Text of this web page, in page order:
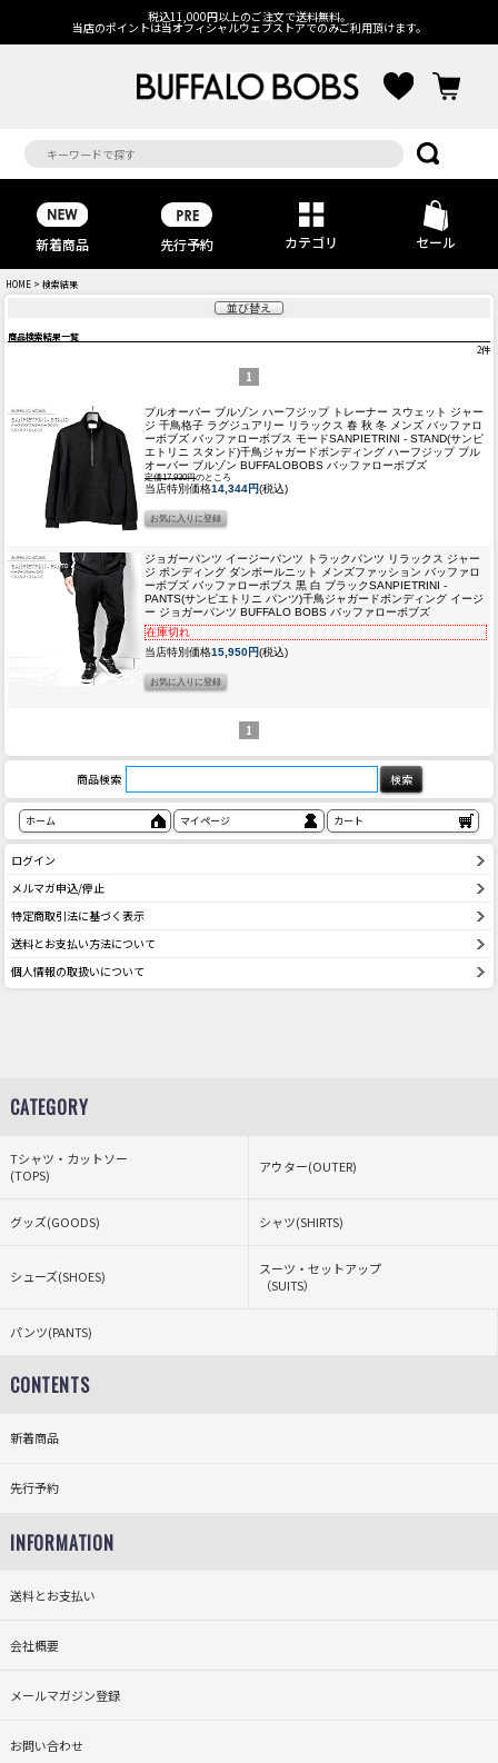
税込11,000円以上のご注文で送料無料。
当店のポイントは当オフィシャルウェブストアでのみご利用頂けます。
新着商品 先行予約 カテゴリ セール
HOME > 検索結果
並び替え
商品検索結果一覧
2件
1
プルオーバー ブルゾン ハーフジップ トレーナー スウェット ジャー
ジ 千鳥格子 ラグジュアリー リラックス 春 秋 冬 メンズ バッファロ
ーボブズ バッファローボブス モードSANPIETRINI - STAND(サンピ
エトリニ スタンド)千鳥ジャガードボンディング ハーフジップ プル
オーバー ブルゾン BUFFALOBOBS バッファローボブズ
定価17,930円のところ
当店特別価格14,344円(税込)
ジョガーパンツ イージーパンツ トラックパンツ リラックス ジャー
ジ ボンディング ダンボールニット メンズファッション バッファロ
ーボブズ バッファローボブス 黒 白 ブラックSANPIETRINI -
PANTS(サンピエトリニ パンツ)千鳥ジャガードボンディング イージ
ー ジョガーパンツ BUFFALO BOBS バッファローボブズ
在庫切れ
当店特別価格15,950円(税込)
1
商品検索
ホーム マイページ カート
ログイン
メルマガ申込/停止
特定商取引法に基づく表示
送料とお支払い方法について
個人情報の取扱いについて
CATEGORY
Tシャツ・カットソー
(TOPS)
アウター(OUTER)
グッズ(GOODS) シャツ(SHIRTS)
シューズ(SHOES)
スーツ・セットアップ
（SUITS）
パンツ(PANTS)
CONTENTS
新着商品
先行予約
INFORMATION
送料とお支払い
会社概要
メールマガジン登録
お問い合わせ